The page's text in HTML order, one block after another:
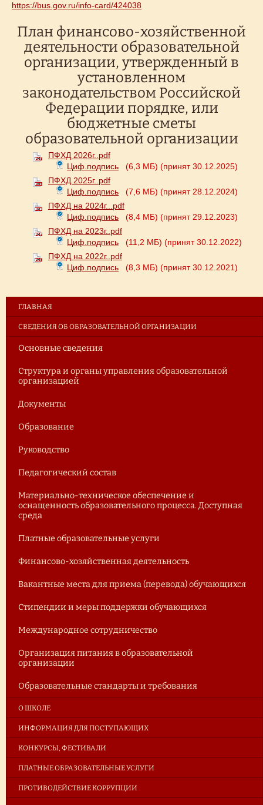
https://bus.gov.ru/info-card/424038
План финансово-хозяйственной
деятельности образовательной
организации, утвержденный в
установленном
законодательством Российской
Федерации порядке, или
бюджетные сметы
образовательной организации
ПФХД 2026г..pdf
Циф.подпись
(6,3 МБ) (принят 30.12.2025)
ПФХД 2025г..pdf
Циф.подпись
(7,6 МБ) (принят 28.12.2024)
ПФХД на 2024г...pdf
Циф.подпись
(8,4 МБ) (принят 29.12.2023)
ПФХД на 2023г..pdf
Циф.подпись
(11,2 МБ) (принят 30.12.2022)
ПФХД на 2022г..pdf
Циф.подпись
(8,3 МБ) (принят 30.12.2021)
ГЛАВНАЯ
СВЕДЕНИЯ ОБ ОБРАЗОВАТЕЛЬНОЙ ОРГАНИЗАЦИИ
Основные сведения
Структура и органы управления образовательной
организацией
Документы
Образование
Руководство
Педагогический состав
Материально-техническое обеспечение и
оснащенность образовательного процесса. Доступная
среда
Платные образовательные услуги
Финансово-хозяйственная деятельность
Вакантные места для приема (перевода) обучающихся
Стипендии и меры поддержки обучающихся
Международное сотрудничество
Организация питания в образовательной
организации
Образовательные стандарты и требования
О ШКОЛЕ
ИНФОРМАЦИЯ ДЛЯ ПОСТУПАЮЩИХ
КОНКУРСЫ, ФЕСТИВАЛИ
ПЛАТНЫЕ ОБРАЗОВАТЕЛЬНЫЕ УСЛУГИ
ПРОТИВОДЕЙСТВИЕ КОРРУПЦИИ